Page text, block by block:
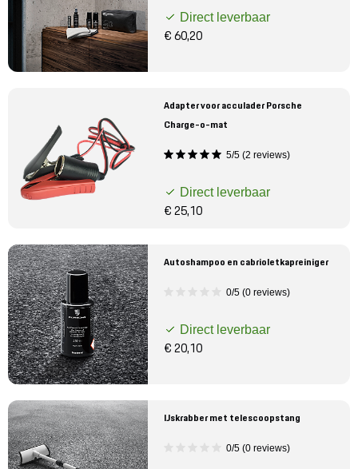
Direct leverbaar
€ 60,20
Adapter voor acculader Porsche
Charge-o-mat
5/5 (2 reviews)
Direct leverbaar
€ 25,10
Autoshampoo en cabrioletkapreiniger
0/5 (0 reviews)
Direct leverbaar
€ 20,10
IJskrabber met telescoopstang
0/5 (0 reviews)